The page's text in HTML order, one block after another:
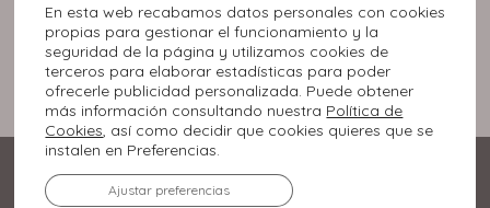
En esta web recabamos datos personales con cookies
propias para gestionar el funcionamiento y la
seguridad de la página y utilizamos cookies de
terceros para elaborar estadísticas para poder
ofrecerle publicidad personalizada. Puede obtener
más información consultando nuestra Política de
Cookies, así como decidir que cookies quieres que se
instalen en Preferencias.
Ajustar preferencias